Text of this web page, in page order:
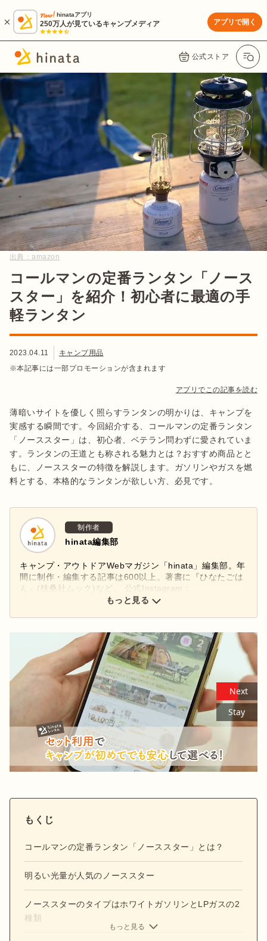
hinataアプリ
250万人が見ているキャンプメディア アプリで開く
公式ストア
出典：amazon
コールマンの定番ランタン「ノース
スター」を紹介！初心者に最適の手
軽ランタン
2023.04.11
キャンプ用品
※本記事には一部プロモーションが含まれます
アプリでこの記事を読む
薄暗いサイトを優しく照らすランタンの明かりは、キャンプを
実感する瞬間です。今回紹介する、コールマンの定番ランタン
「ノーススター」は、初心者、ベテラン問わずに愛されていま
す。ランタンの王道とも称される魅力とは？おすすめ商品とと
もに、ノーススターの特徴を解説します。ガソリンやガスを燃
料とする、本格的なランタンが欲しい方、必見です。
制作者
hinata編集部
キャンプ・アウトドアWebマガジン「hinata」編集部。年
間に制作・編集する記事は600以上。著書に『ひなたごは
ん』(扶桑社ムック)など。 公式Instagram：
もっと見る
Next
Stay
もくじ
コールマンの定番ランタン「ノーススター」とは？
明るい光量が人気のノーススター
ノーススターのタイプはホワイトガソリンとLPガスの2
種類
もっと見る